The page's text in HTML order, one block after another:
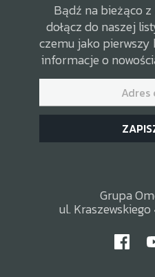
Bądź na bieżąco
dołącz do naszej
czemu jako
informacje o
Grupa
ul.